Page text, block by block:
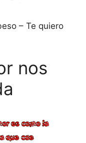
– Te quiero
nos